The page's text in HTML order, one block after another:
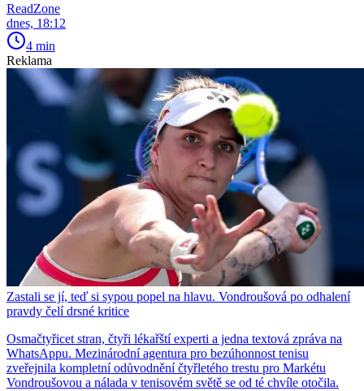
ReadZone
dnes, 18:12
4 min
Reklama
Zastali se jí, teď si sypou popel na hlavu. Vondroušová po odhalení
pravdy čelí drsné kritice
Osmačtyřicet stran, čtyři lékařští experti a jedna textová zpráva na
WhatsAppu. Mezinárodní agentura pro bezúhonnost tenisu
zveřejnila kompletní odůvodnění čtyřletého trestu pro Markétu
Vondroušovou a nálada v tenisovém světě se od té chvíle otočila.